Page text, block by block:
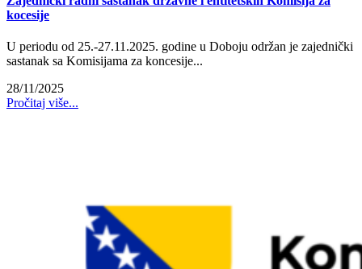
kocesije
U periodu od 25.-27.11.2025. godine u Doboju održan je zajednički
sastanak sa Komisijama za koncesije...
28/11/2025
Pročitaj više...